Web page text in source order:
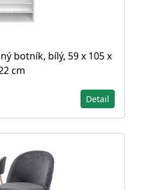
botník, bílý, 59 x 105 x
cm
Detail